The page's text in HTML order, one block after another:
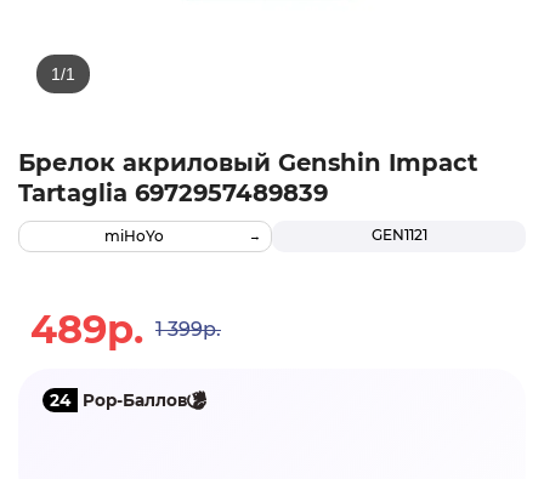
Брелок акриловый Genshin Impact
Tartaglia 6972957489839
GEN1121
miHoYo
489р. 1 399р.
24 Pop-Баллов